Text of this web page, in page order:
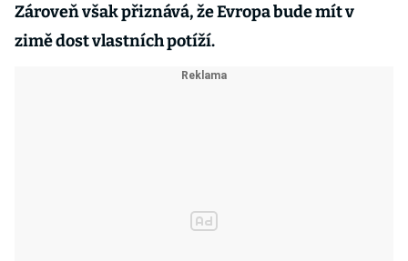
Zároveň však přiznává, že Evropa bude mít v
zimě dost vlastních potíží.